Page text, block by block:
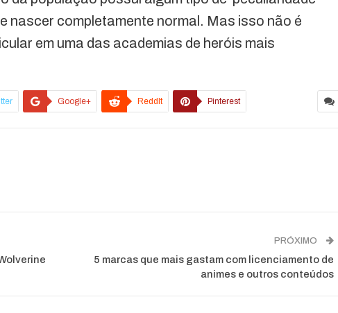
nascer completamente normal. Mas isso não é
em uma das academias de heróis mais
Google+ ReddIt Pinterest
PRÓXIMO
5 marcas que mais gastam com licenciamento de
animes e outros conteúdos